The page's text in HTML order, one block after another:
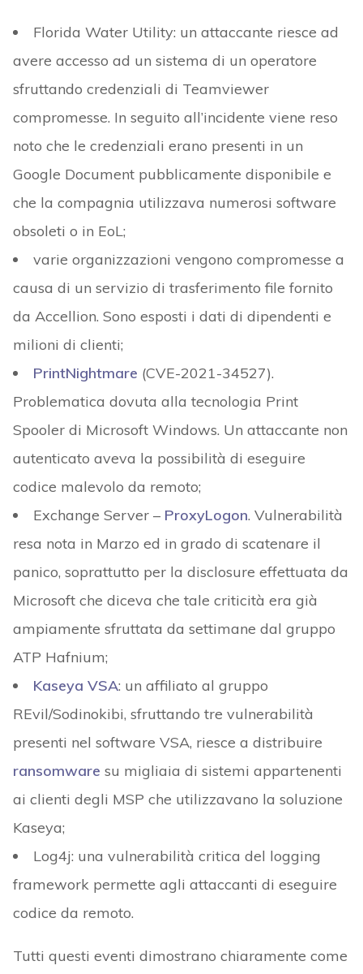
Florida Water Utility: un attaccante riesce ad
avere accesso ad un sistema di un operatore
sfruttando credenziali di Teamviewer
compromesse. In seguito all’incidente viene reso
noto che le credenziali erano presenti in un
Google Document pubblicamente disponibile e
che la compagnia utilizzava numerosi software
obsoleti o in EoL;
varie organizzazioni vengono compromesse a
causa di un servizio di trasferimento file fornito
da Accellion. Sono esposti i dati di dipendenti e
milioni di clienti;
PrintNightmare (CVE-2021-34527).
Problematica dovuta alla tecnologia Print
Spooler di Microsoft Windows. Un attaccante non
autenticato aveva la possibilità di eseguire
codice malevolo da remoto;
Exchange Server – ProxyLogon. Vulnerabilità
resa nota in Marzo ed in grado di scatenare il
panico, soprattutto per la disclosure effettuata da
Microsoft che diceva che tale criticità era già
ampiamente sfruttata da settimane dal gruppo
ATP Hafnium;
Kaseya VSA: un affiliato al gruppo
REvil/Sodinokibi, sfruttando tre vulnerabilità
presenti nel software VSA, riesce a distribuire
ransomware su migliaia di sistemi appartenenti
ai clienti degli MSP che utilizzavano la soluzione
Kaseya;
Log4j: una vulnerabilità critica del logging
framework permette agli attaccanti di eseguire
codice da remoto.
Tutti questi eventi dimostrano chiaramente come